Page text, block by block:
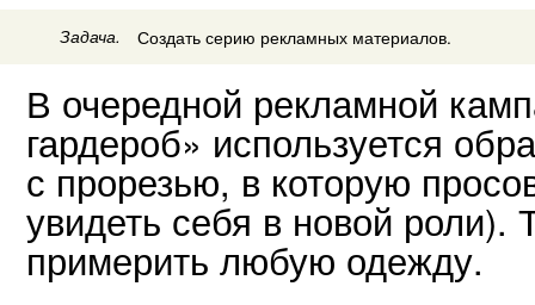
Задача. Создать серию рекламных материалов.
В очередной рекламной
гардероб» используется
с прорезью, в которую
увидеть себя в новой роли).
примерить любую одежду.